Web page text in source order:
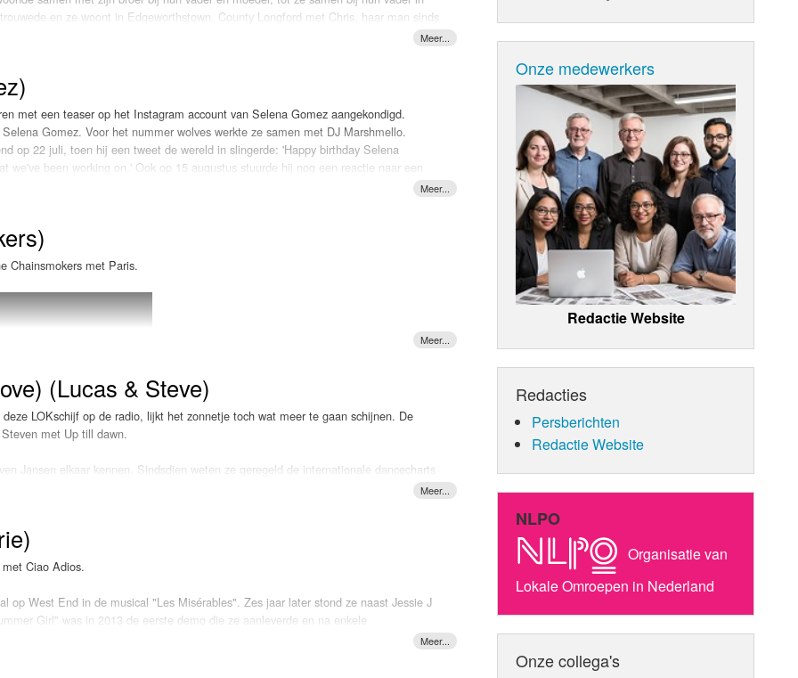
en ze woont in Edgeworthstown, County Longford met Chris, haar man sinds
een jonensschool. Niall zat op het schoolkoor, en trad op met Kerstmis. Voordat
voor het eerst horen tijdens een autorit, "mijn tante dacht dat de radio aanstond.
zijn vader. Hij is absoluut mijn held, dus ik vind het heel leuk dat we hetzelfde
Greg en zijn ouders zijn gescheiden toen hij vijf was. Hij is linkshandig en is de enige
is 1 meter 71. One Direction is nu in Zweden om hun volgende album op te
social media bij een linkje naar zijn eerste solovideoclip en -nummer. “Bedankt dat
geweldige reacties”, liet hij via Twitter weten. Dan is hij nu totaal flabbergasted,
met een teaser op het Instagram account van Selena Gomez aangekondigd.
Gomez. Voor het nummer wolves werkte ze samen met DJ Marshmello.
op 22 juli, toen hij een tweet de wereld in slingerde: 'Happy birthday Selena
we've been working on.' Ook op 15 augustus stuurde hij nog een reactie naar een
klinkt. 25 Oktober werd Wolves officieel uitgebracht. Zaterdag 4 november is het
weer iets minder bijzonder. Wanneer je de clip op je computer bekijkt, is de video
het is een verticale video. Wel zal Selena van je smartphonescherm afspetteren
zelf. Dit is de LOKschijf van 4 november.
Chainsmokers met Paris.
(Lucas & Steve)
LOKschijf op de radio, lijkt het zonnetje toch wat meer te gaan schijnen. De
met Up till dawn.
Jansen elkaar kennen. Sindsdien weten ze geregeld de internationale dancecharts
"Above", "Our House", "Clueless", "Rock it now" en "Craving". Sinds 2014 brengen
Eind 2015 kwamen we de namen van beide heren al tegen op de samenwerking
tussen Felix Jaehn, Lost Frequencies en Linying op "Eagle Eyes". In 2016
verwerken ze "P.Y.T." (Pretty Young Thing) van Michael Jackson uit 1984 in "Make it
Als ze in 2016 samenwerken met Sam Feldt en Wulf wordt "Summer on you" hun
Top 40-debuut. De track komt op de vierde plaats terecht. In oktober wordt "Love on
Ciao Adios.
op West End in de musical "Les Misérables". Zes jaar later stond ze naast Jessie J
Girl" was in 2013 de eerste demo die ze aanleverde en na enkele
Onze medewerkers
Redactie Website
Redacties
Persberichten
Redactie Website
NLPO
Organisatie van
Lokale Omroepen in Nederland
Onze collega's